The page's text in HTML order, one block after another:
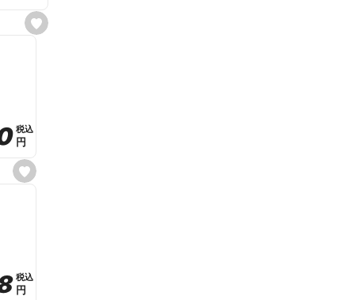
s
e
s
e
e
税込
税込
円
円
税込
税込
円
円